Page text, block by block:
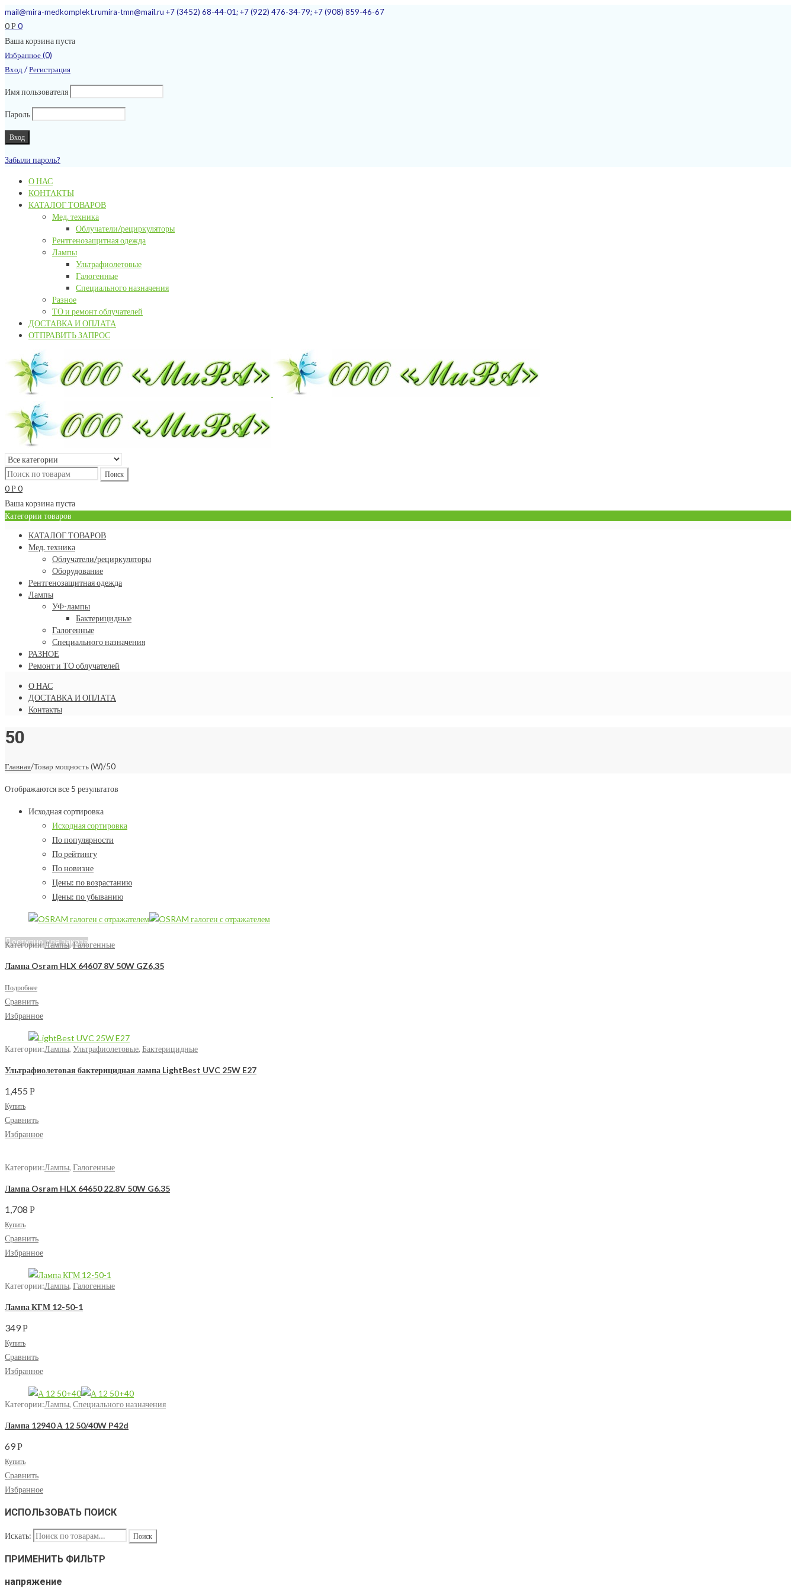
mail@mira-medkomplekt.rumira-tmn@mail.ru +7 (3452) 68-44-01; +7 (922) 476-34-79; +7 (908) 859-46-67
0 Р 0
Ваша корзина пуста
Избранное (0)
Вход /Регистрация
Имя пользователя
Пароль
Забыли пароль?
О НАС
КОНТАКТЫ
КАТАЛОГ ТОВАРОВ
Мед. техника
Облучатели/рециркуляторы
Рентгенозащитная одежда
Лампы
Ультрафиолетовые
Галогенные
Специального назначения
Разное
ТО и ремонт облучателей
ДОСТАВКА И ОПЛАТА
ОТПРАВИТЬ ЗАПРОС
0 Р 0
Ваша корзина пуста
Категории товаров
КАТАЛОГ ТОВАРОВ
Мед. техника
Облучатели/рециркуляторы
Оборудование
Рентгенозащитная одежда
Лампы
УФ-лампы
Бактерицидные
Галогенные
Специального назначения
РАЗНОЕ
Ремонт и ТО облучателей
О НАС
ДОСТАВКА И ОПЛАТА
Контакты
50
Главная/Товар мощность (W)/50
Отображаются все 5 результатов
Исходная сортировка
Исходная сортировка
По популярности
По рейтингу
По новизне
Цены: по возрастанию
Цены: по убыванию
Доступно для заказа
Категории:Лампы,Галогенные
Лампа Osram HLX 64607 8V 50W GZ6,35
Подробнее
Сравнить
Избранное
Категории:Лампы, Ультрафиолетовые, Бактерицидные
Ультрафиолетовая бактерицидная лампа LightBest UVC 25W E27
1,455 Р
Купить
Сравнить
Избранное
Категории:Лампы, Галогенные
Лампа Osram HLX 64650 22.8V 50W G6.35
1,708 Р
Купить
Сравнить
Избранное
Категории:Лампы, Галогенные
Лампа КГМ 12-50-1
349Р
Купить
Сравнить
Избранное
Категории:Лампы, Специального назначения
Лампа 12940 А 12 50/40W P42d
69Р
Купить
Сравнить
Избранное
ИСПОЛЬЗОВАТЬ ПОИСК
Искать:
ПРИМЕНИТЬ ФИЛЬТР
напряжение